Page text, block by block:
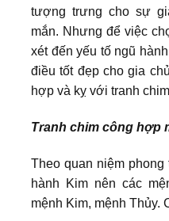
tượng trưng cho sự
mắn. Nhưng để việc
xét đến yếu tố ngũ
điều tốt đẹp cho gia
hợp và kỵ với tranh
Tranh chim công hợp
Theo quan niệm phong
hành Kim nên các
mệnh Kim, mệnh Thủy.